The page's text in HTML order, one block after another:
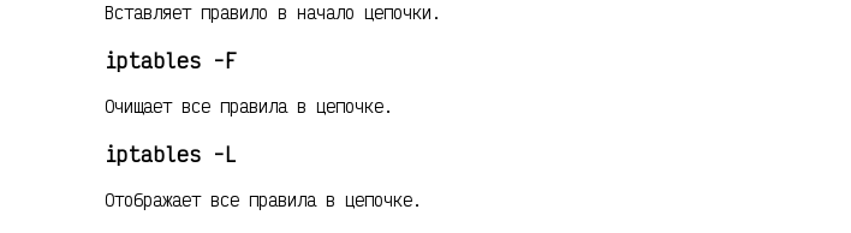
Вставляет правило в начало цепочки.
iptables -F
Очищает все правила в цепочке.
iptables -L
Отображает все правила в цепочке.